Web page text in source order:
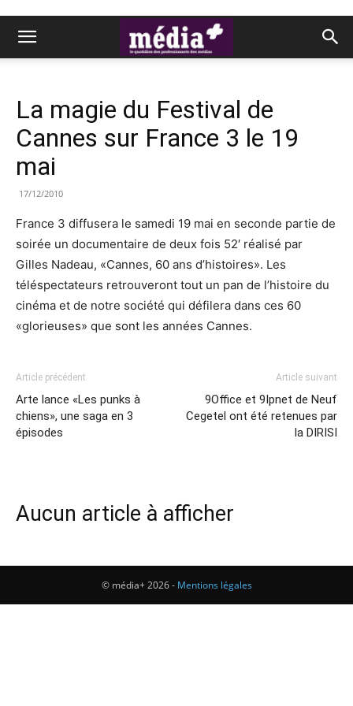
La magie du Festival de
Cannes sur France 3 le 19
mai
17/12/2010
France 3 diffusera le samedi 19 mai en seconde partie de
soirée un documentaire de deux fois 52′ réalisé par
Gilles Nadeau, «Cannes, 60 ans d’histoires». Les
téléspectateurs retrouveront tout un pan de l’histoire du
cinéma et de notre société qui défilera dans ces 60
«glorieuses» que sont les années Cannes.
Article précédent
Arte lance «Les punks à
chiens», une saga en 3
épisodes
Article suivant
9Office et 9Ipnet de Neuf
Cegetel ont été retenues par
la DIRISI
Aucun article à afficher
© média+ 2026 - Mentions légales